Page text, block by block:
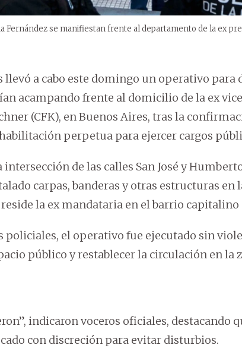
Fernández se manifiestan frente al departamento de la ex
llevó a cabo este domingo un operativo para
acampando frente al domicilio de la ex
(CFK), en Buenos Aires, tras la
perpetua para ejercer cargos
de las calles San José y
carpas, banderas y otras estructuras en
la ex mandataria en el barrio
el operativo fue ejecutado sin
público y restablecer la circulación en la
indicaron voceros oficiales, destacando
con discreción para evitar disturbios.